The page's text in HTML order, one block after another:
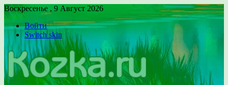
Воскресенье , 9 Август 2026
Войти
Switch skin